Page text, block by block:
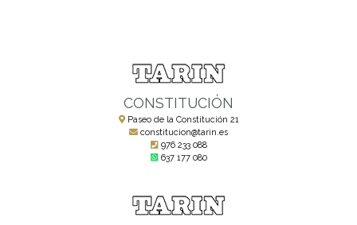
CONSTITUCIÓN
Paseo de la Constitución 21
constitucion@tarin.es
976 233 088
637 177 080